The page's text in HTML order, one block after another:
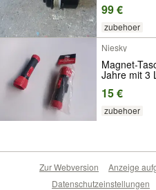
99 €
zubehoer
Niesky
Magnet-
Jahre mit 3
15 €
zubehoer
Zur Webversion Anzeige
Datenschutzeinstellungen